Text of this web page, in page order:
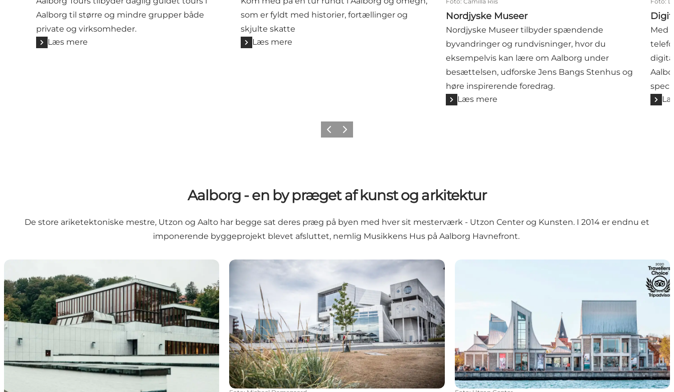
Aalborg til større og mindre grupper både
private og virksomheder.
Læs mere
som er fyldt med historier, fortællinger og
skjulte skatte
Læs mere
Nordjyske Museer
Nordjyske Museer tilbyder spændende
byvandringer og rundvisninger, hvor du
eksempelvis kan lære om Aalborg under
besættelsen, udforske Jens Bangs Stenhus og
høre inspirerende foredrag.
Læs mere
Med
ForrigeNæste
Aalborg - en by præget af kunst og arkitektur
De store ariketektoniske mestre, Utzon og Aalto har begge sat deres præg på byen med hver sit mesterværk - Utzon Center og Kunsten. I 2014 er endnu et
imponerende byggeprojekt blevet afsluttet, nemlig Musikkens Hus på Aalborg Havnefront.
Kunsten Museum of Modern Art Aalborg Musikkens Hus Utzon Center